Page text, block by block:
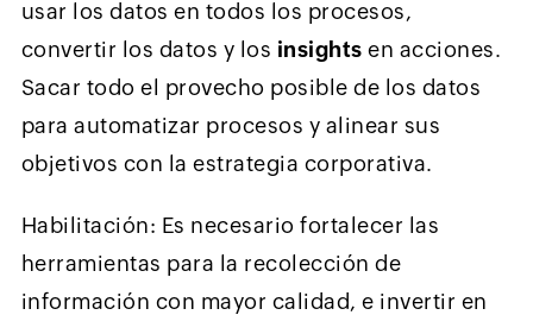
usar los datos en todos los procesos,
convertir los datos y los insights en acciones.
Sacar todo el provecho posible de los datos
para automatizar procesos y alinear sus
objetivos con la estrategia corporativa.
Habilitación: Es necesario fortalecer las
herramientas para la recolección de
información con mayor calidad, e invertir en